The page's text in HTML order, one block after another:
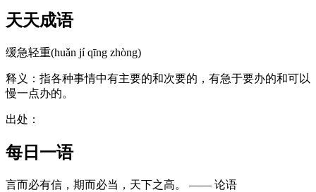
天天成语
缓急轻重(huǎn jí qīng zhòng)
释义：指各种事情中有主要的和次要的，有急于要办的和可以
慢一点办的。
出处：
每日一语
言而必有信，期而必当，天下之高。 —— 论语